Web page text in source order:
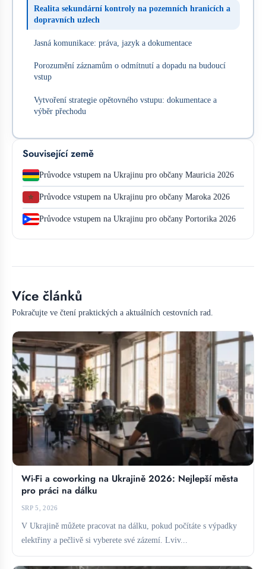
Realita sekundární kontroly na pozemních hranicích a
dopravních uzlech
Jasná komunikace: práva, jazyk a dokumentace
Porozumění záznamům o odmítnutí a dopadu na budoucí
vstup
Vytvoření strategie opětovného vstupu: dokumentace a
výběr přechodu
Související země
Průvodce vstupem na Ukrajinu pro občany Mauricia 2026
Průvodce vstupem na Ukrajinu pro občany Maroka 2026
Průvodce vstupem na Ukrajinu pro občany Portorika 2026
Více článků
Pokračujte ve čtení praktických a aktuálních cestovních rad.
Wi-Fi a coworking na Ukrajině 2026: Nejlepší města
pro práci na dálku
SRP 5, 2026
V Ukrajině můžete pracovat na dálku, pokud počítáte s výpadky
elektřiny a pečlivě si vyberete své zázemí. Lviv...